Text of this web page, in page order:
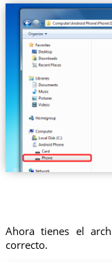
Ahora tienes el
correcto.